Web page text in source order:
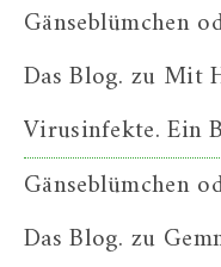
Gänseblümchen
Das Blog. zu Mit
Virusinfekte. Ein
Gänseblümchen
Das Blog. zu